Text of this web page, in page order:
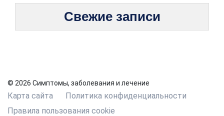
Свежие записи
© 2026 Симптомы, заболевания и лечение
Карта сайта
Политика конфиденциальности
Правила пользования cookie